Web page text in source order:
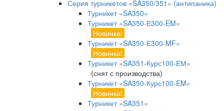
Серия турникетов «SA350/351» (антипаника)
Турникет «SA350»
Турникет «SA350-Е300-EM»
Новинка!
Турникет «SA350-Е300-MF»
Новинка!
Турникет «SA351-Курс100-ЕМ»
(снят с производства)
Турникет «SA350-Курс100-EM»
Новинка!
Турникет «SA351»